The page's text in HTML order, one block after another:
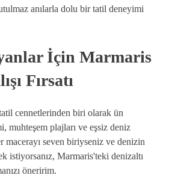
anılarla dolu bir tatil deneyimi
İçin Marmaris
Fırsatı
cennetlerinden biri olarak ün
muhteşem plajları ve eşsiz deniz
macerayı seven biriyseniz ve denizin
istiyorsanız, Marmaris'teki denizaltı
öneririm.